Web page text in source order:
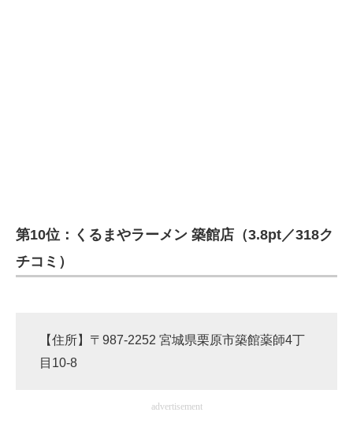
第10位：くるまやラーメン 築館店（3.8pt／318ク
チコミ）
【住所】〒987-2252 宮城県栗原市築館薬師4丁
目10-8
advertisement